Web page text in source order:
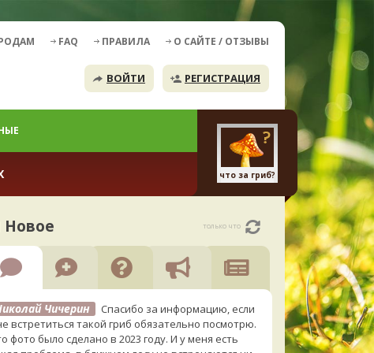
FAQ ПРАВИЛА О САЙТЕ / ОТЗЫВЫ
ВОЙТИ РЕГИСТРАЦИЯ
что за гриб?
Новое только что
Чичерин
Спасибо за информацию, если
встретиться такой гриб обязательно посмотрю.
фото было сделано в 2023 году. И у меня есть